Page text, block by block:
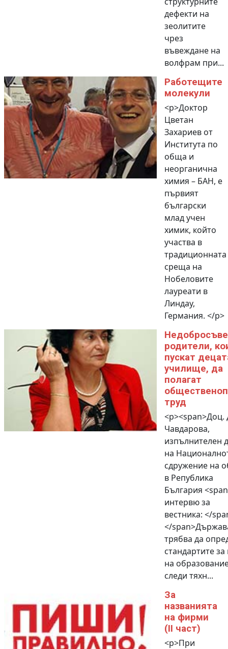
дефекти на
зеолитите
чрез
въвеждане на
волфрам при...
Работещите
молекули
<p>Доктор
Цветан
Захариев от
Института по
обща и
неорганична
химия – БАН, е
първият
български
млад учен
химик, който
участва в
традиционната
среща на
Нобеловите
лауреати в
Линдау,
Германия. </p>
родители,
пускат
училище, да
полагат
труд
<p><span>Доц.
Чавдарова,
изпълнителен
на
сдружение на
в Република
България
интервю за
вестника: </
</
трябва да
стандартите за
на
следи тяхн...
За
названията
на фирми
(II част)
<p>При